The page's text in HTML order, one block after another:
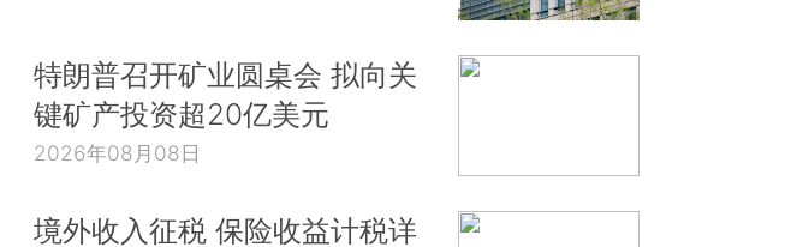
特朗普召开矿业圆桌会 拟向关
键矿产投资超20亿美元
2026年08月08日
境外收入征税 保险收益计税详